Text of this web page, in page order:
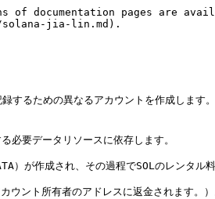
documentation pages are
solana-jia-lin.md).
するための異なるアカウントを作成します
要データリソースに依存します。
）が作成され、その過程でSOLのレンタル料